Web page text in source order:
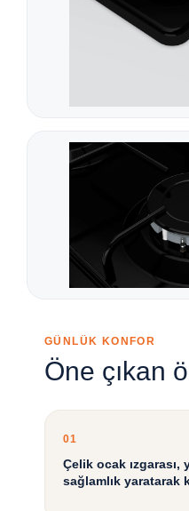
GÜNLÜK KONFOR
Öne çıkan
01
Çelik ocak
sağlamlık yaratarak